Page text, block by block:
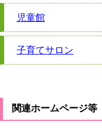
児童館
子育てサロン
関連ホームページ等